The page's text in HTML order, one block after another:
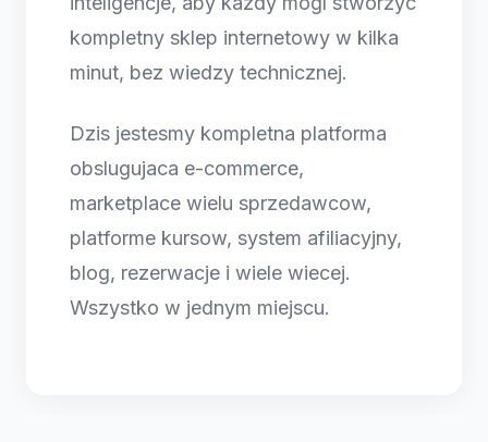
kompletny sklep internetowy w kilka
minut, bez wiedzy technicznej.
Dzis jestesmy kompletna platforma
obslugujaca e-commerce,
marketplace wielu sprzedawcow,
platforme kursow, system afiliacyjny,
blog, rezerwacje i wiele wiecej.
Wszystko w jednym miejscu.